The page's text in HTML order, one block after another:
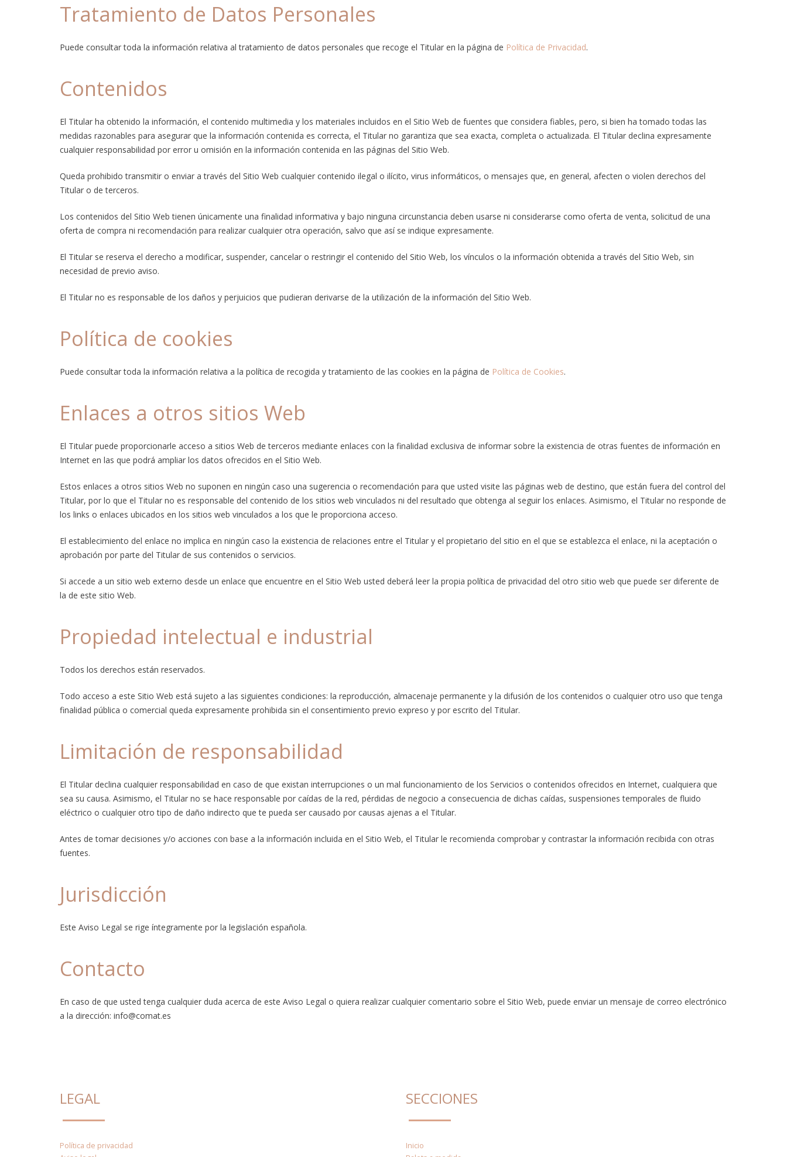
Tratamiento de Datos Personales
Puede consultar toda la información relativa al tratamiento de datos personales que recoge el Titular en la página de Política de Privacidad.
Contenidos
El Titular ha obtenido la información, el contenido multimedia y los materiales incluidos en el Sitio Web de fuentes que considera fiables, pero, si bien ha tomado todas las
medidas razonables para asegurar que la información contenida es correcta, el Titular no garantiza que sea exacta, completa o actualizada. El Titular declina expresamente
cualquier responsabilidad por error u omisión en la información contenida en las páginas del Sitio Web.
Queda prohibido transmitir o enviar a través del Sitio Web cualquier contenido ilegal o ilícito, virus informáticos, o mensajes que, en general, afecten o violen derechos del
Titular o de terceros.
Los contenidos del Sitio Web tienen únicamente una finalidad informativa y bajo ninguna circunstancia deben usarse ni considerarse como oferta de venta, solicitud de una
oferta de compra ni recomendación para realizar cualquier otra operación, salvo que así se indique expresamente.
El Titular se reserva el derecho a modificar, suspender, cancelar o restringir el contenido del Sitio Web, los vínculos o la información obtenida a través del Sitio Web, sin
necesidad de previo aviso.
El Titular no es responsable de los daños y perjuicios que pudieran derivarse de la utilización de la información del Sitio Web.
Política de cookies
Puede consultar toda la información relativa a la política de recogida y tratamiento de las cookies en la página de Política de Cookies.
Enlaces a otros sitios Web
El Titular puede proporcionarle acceso a sitios Web de terceros mediante enlaces con la finalidad exclusiva de informar sobre la existencia de otras fuentes de información en
Internet en las que podrá ampliar los datos ofrecidos en el Sitio Web.
Estos enlaces a otros sitios Web no suponen en ningún caso una sugerencia o recomendación para que usted visite las páginas web de destino, que están fuera del control del
Titular, por lo que el Titular no es responsable del contenido de los sitios web vinculados ni del resultado que obtenga al seguir los enlaces. Asimismo, el Titular no responde de
los links o enlaces ubicados en los sitios web vinculados a los que le proporciona acceso.
El establecimiento del enlace no implica en ningún caso la existencia de relaciones entre el Titular y el propietario del sitio en el que se establezca el enlace, ni la aceptación o
aprobación por parte del Titular de sus contenidos o servicios.
Si accede a un sitio web externo desde un enlace que encuentre en el Sitio Web usted deberá leer la propia política de privacidad del otro sitio web que puede ser diferente de
la de este sitio Web.
Propiedad intelectual e industrial
Todos los derechos están reservados.
Todo acceso a este Sitio Web está sujeto a las siguientes condiciones: la reproducción, almacenaje permanente y la difusión de los contenidos o cualquier otro uso que tenga
finalidad pública o comercial queda expresamente prohibida sin el consentimiento previo expreso y por escrito del Titular.
Limitación de responsabilidad
El Titular declina cualquier responsabilidad en caso de que existan interrupciones o un mal funcionamiento de los Servicios o contenidos ofrecidos en Internet, cualquiera que
sea su causa. Asimismo, el Titular no se hace responsable por caídas de la red, pérdidas de negocio a consecuencia de dichas caídas, suspensiones temporales de fluido
eléctrico o cualquier otro tipo de daño indirecto que te pueda ser causado por causas ajenas a el Titular.
Antes de tomar decisiones y/o acciones con base a la información incluida en el Sitio Web, el Titular le recomienda comprobar y contrastar la información recibida con otras
fuentes.
Jurisdicción
Este Aviso Legal se rige íntegramente por la legislación española.
Contacto
En caso de que usted tenga cualquier duda acerca de este Aviso Legal o quiera realizar cualquier comentario sobre el Sitio Web, puede enviar un mensaje de correo electrónico
a la dirección: info@comat.es
LEGAL
Política de privacidad
SECCIONES
Inicio